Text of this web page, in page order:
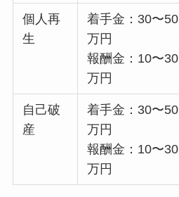
個人再
生
着手金：30〜50
万円
報酬金：10〜30
万円
自己破
産
着手金：30〜50
万円
報酬金：10〜30
万円